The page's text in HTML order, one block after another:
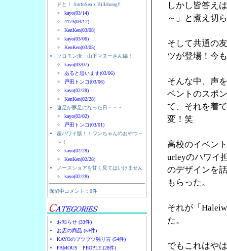
ドと！ SurfnSea x Billabong!!
kayo(03/14)
4173(03/12)
KenKen(03/08)
kayo(03/06)
KenKen(03/05)
ソロモン流 山下マヌーさん編！
kayo(03/07)
あると思います(03/06)
戸田トンコ(03/06)
kayo(02/28)
KenKen(02/28)
遠足が豚足になった日・・・
kayo(03/02)
戸田トンコ(03/01)
超ハワイ版！！ワンちゃんのおやつ～
～！
kayo(02/28)
KenKen(02/28)
ノースショアを甘く見てはいけません
kayo(02/28)
保留中コメント：0件
お知らせ (33件)
お店の商品 (53件)
KAYOのブツブツ独り言 (54件)
FAMOUS PEOPLE (28件)
しかし皆答え
～」と煮え切
そして共通の
ツが登場！今
そんな中、声
ベントのスポ
て、それを着
変！笑
高校のイベン
urleyのハワイ
のデザインを
もらった。
それが「
た。
でもこれはや